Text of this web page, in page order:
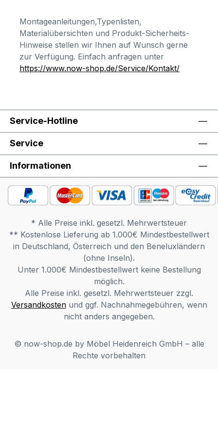
Montageanleitungen,Typenlisten,
Materialübersichten und Produkt-Sicherheits-
Hinweise stellen wir Ihnen auf Wunsch gerne
zur Verfügung. Einfach anfragen unter
https://www.now-shop.de/Service/Kontakt/
Service-Hotline
Service
Informationen
* Alle Preise inkl. gesetzl. Mehrwertsteuer
** Kostenlose Lieferung ab 1.000€ Mindestbestellwert
in Deutschland, Österreich und den Beneluxländern
(ohne Inseln).
Unter 1.000€ Mindestbestellwert keine Bestellung
möglich.
Alle Preise inkl. gesetzl. Mehrwertsteuer zzgl.
Versandkostenund ggf. Nachnahmegebühren, wenn
nicht anders angegeben.
© now-shop.de by Möbel Heidenreich GmbH – alle
Rechte vorbehalten